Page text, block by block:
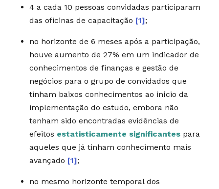
4 a cada 10 pessoas convidadas participaram
das oficinas de capacitação [1];
no horizonte de 6 meses após a participação,
houve aumento de 27% em um indicador de
conhecimentos de finanças e gestão de
negócios para o grupo de convidados que
tinham baixos conhecimentos ao início da
implementação do estudo, embora não
tenham sido encontradas evidências de
efeitos estatisticamente significantespara
aqueles que já tinham conhecimento mais
avançado [1];
no mesmo horizonte temporal dos